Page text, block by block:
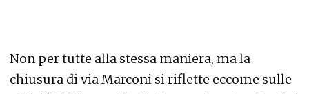
Non per tutte alla stessa maniera, ma la
chiusura di via Marconi si riflette eccome sulle